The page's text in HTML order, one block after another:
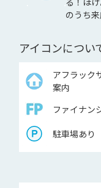
のうち来
アイコンについ
アフラック
案内
ファイナン
駐車場あり